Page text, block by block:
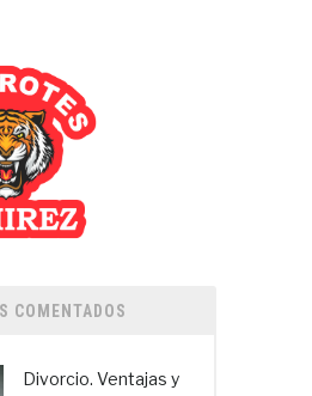
COMENTADOS
Divorcio. Ventajas y